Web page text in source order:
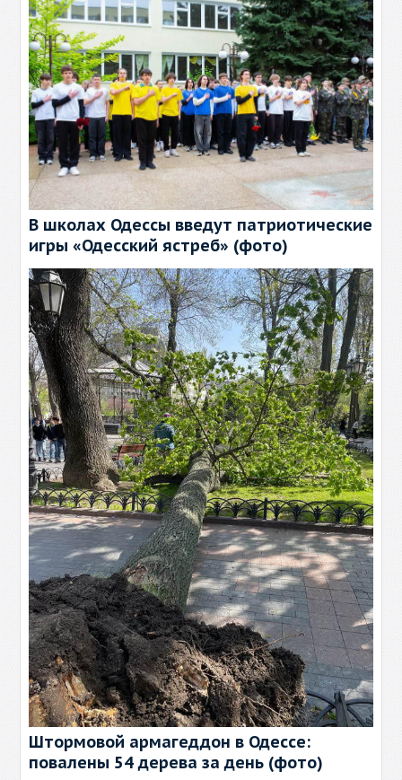
В школах Одессы введут патриотические
игры «Одесский ястреб» (фото)
Штормовой армагеддон в Одессе:
повалены 54 дерева за день (фото)